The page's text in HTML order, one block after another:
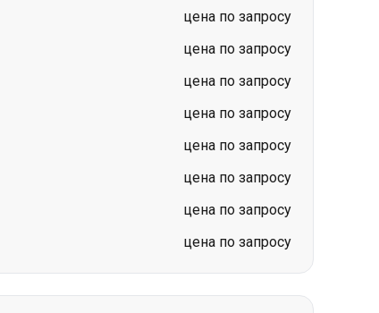
цена по запросу
цена по запросу
цена по запросу
цена по запросу
цена по запросу
цена по запросу